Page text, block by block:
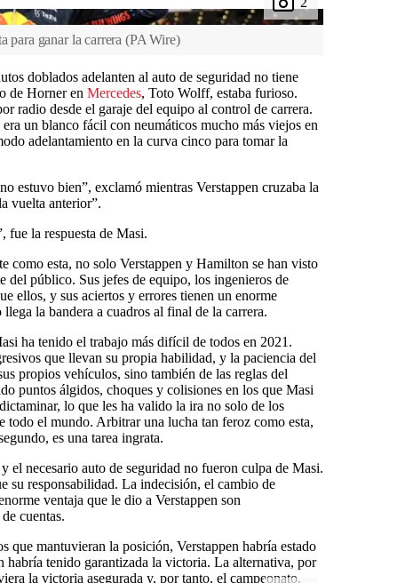
para ganar la carrera (PA Wire)
doblados adelanten al auto de seguridad no tiene
de Horner en Mercedes, Toto Wolff, estaba furioso.
radio desde el garaje del equipo al control de carrera.
un blanco fácil con neumáticos mucho más viejos en
adelantamiento en la curva cinco para tomar la
estuvo bien”, exclamó mientras Verstappen cruzaba la
vuelta anterior”.
fue la respuesta de Masi.
como esta, no solo Verstappen y Hamilton se han visto
del público. Sus jefes de equipo, los ingenieros de
ellos, y sus aciertos y errores tienen un enorme
la bandera a cuadros al final de la carrera.
ha tenido el trabajo más difícil de todos en 2021.
que llevan su propia habilidad, y la paciencia del
propios vehículos, sino también de las reglas del
puntos álgidos, choques y colisiones en los que Masi
lo que les ha valido la ira no solo de los
todo el mundo. Arbitrar una lucha tan feroz como esta,
es una tarea ingrata.
el necesario auto de seguridad no fueron culpa de Masi.
su responsabilidad. La indecisión, el cambio de
ventaja que le dio a Verstappen son
cuentas.
que mantuvieran la posición, Verstappen habría estado
habría tenido garantizada la victoria. La alternativa, por
la victoria asegurada y, por tanto, el campeonato.